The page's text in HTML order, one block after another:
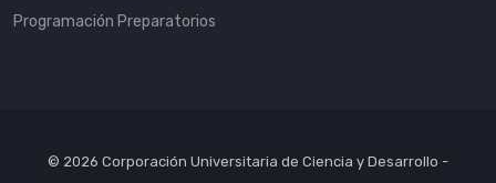
Programación Preparatorios
© 2026 Corporación Universitaria de Ciencia y Desarrollo -